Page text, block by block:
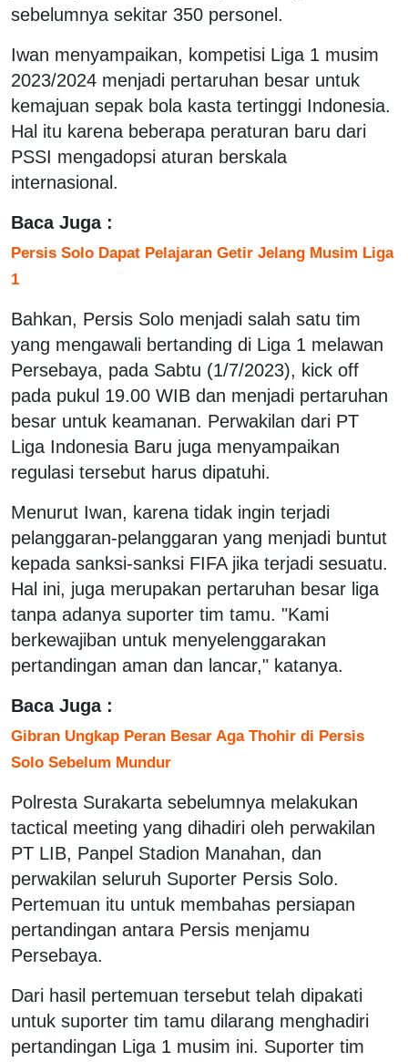
sebelumnya sekitar 350 personel.
Iwan menyampaikan, kompetisi Liga 1 musim
2023/2024 menjadi pertaruhan besar untuk
kemajuan sepak bola kasta tertinggi Indonesia.
Hal itu karena beberapa peraturan baru dari
PSSI mengadopsi aturan berskala
internasional.
Baca Juga :
Persis Solo Dapat Pelajaran Getir Jelang Musim Liga
1
Bahkan, Persis Solo menjadi salah satu tim
yang mengawali bertanding di Liga 1 melawan
Persebaya, pada Sabtu (1/7/2023), kick off
pada pukul 19.00 WIB dan menjadi pertaruhan
besar untuk keamanan. Perwakilan dari PT
Liga Indonesia Baru juga menyampaikan
regulasi tersebut harus dipatuhi.
Menurut Iwan, karena tidak ingin terjadi
pelanggaran-pelanggaran yang menjadi buntut
kepada sanksi-sanksi FIFA jika terjadi sesuatu.
Hal ini, juga merupakan pertaruhan besar liga
tanpa adanya suporter tim tamu. "Kami
berkewajiban untuk menyelenggarakan
pertandingan aman dan lancar," katanya.
Baca Juga :
Gibran Ungkap Peran Besar Aga Thohir di Persis
Solo Sebelum Mundur
Polresta Surakarta sebelumnya melakukan
tactical meeting yang dihadiri oleh perwakilan
PT LIB, Panpel Stadion Manahan, dan
perwakilan seluruh Suporter Persis Solo.
Pertemuan itu untuk membahas persiapan
pertandingan antara Persis menjamu
Persebaya.
Dari hasil pertemuan tersebut telah dipakati
untuk suporter tim tamu dilarang menghadiri
pertandingan Liga 1 musim ini. Suporter tim